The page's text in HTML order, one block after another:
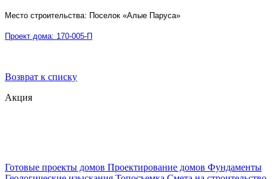
Место строительства: Поселок «Алые Паруса»
Проект дома: 170-005-П
Возврат к списку
Акция
Готовые проекты домов Проектирование домов Фундаменты